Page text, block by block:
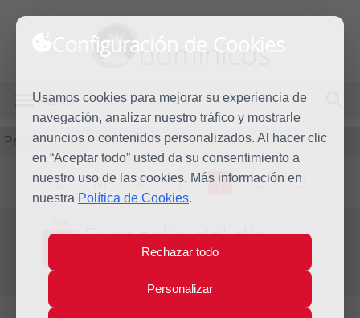
Configuración de Cookies
Usamos cookies para mejorar su experiencia de
navegación, analizar nuestro tráfico y mostrarle
anuncios o contenidos personalizados. Al hacer clic
en “Aceptar todo” usted da su consentimiento a
nuestro uso de las cookies. Más información en
nuestra Política de Cookies.
Rechazar todo
Personalizar
dominicos
MENÚ
Predicación
L M X J V S D
23
2010
Evangelio del día
Decimosexta semana del Tiempo Ordinario